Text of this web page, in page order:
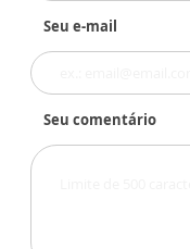
Seu e-mail
Seu comentário